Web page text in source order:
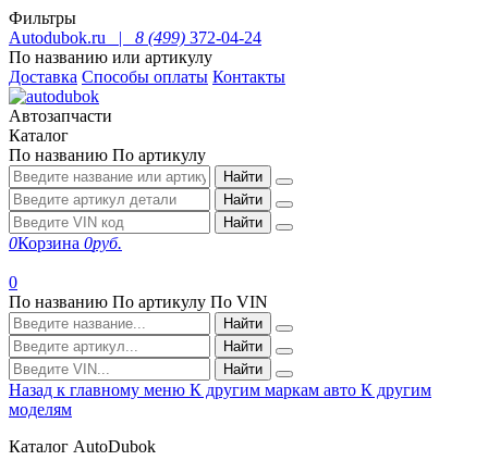
Фильтры
Autodubok.ru |
8 (499) 372-04-24
По названию или артикулу
Доставка Способы оплаты Контакты
Автозапчасти
Каталог
По названию По артикулу
Найти
Найти
Найти
0Корзина 0руб.
0
По названию По артикулу По VIN
Найти
Найти
Найти
Назад к главному меню К другим маркам авто К другим
моделям
Каталог AutoDubok